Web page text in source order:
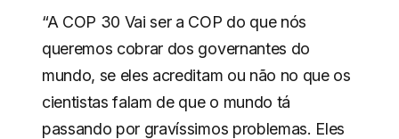
“A COP 30 Vai ser a COP do que nós
queremos cobrar dos governantes do
mundo, se eles acreditam ou não no que os
cientistas falam de que o mundo tá
passando por gravíssimos problemas. Eles